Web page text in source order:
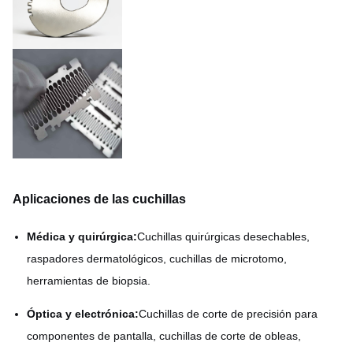
Aplicaciones de las cuchillas
Médica y quirúrgica:Cuchillas quirúrgicas desechables,
raspadores dermatológicos, cuchillas de microtomo,
herramientas de biopsia.
Óptica y electrónica:Cuchillas de corte de precisión para
componentes de pantalla, cuchillas de corte de obleas,